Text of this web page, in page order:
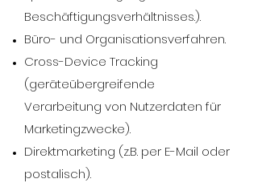
Beschäftigungsverhältnisses.).
Büro- und Organisationsverfahren.
Cross-Device Tracking
(geräteübergreifende
Verarbeitung von Nutzerdaten für
Marketingzwecke).
Direktmarketing (z.B. per E-Mail oder
postalisch).